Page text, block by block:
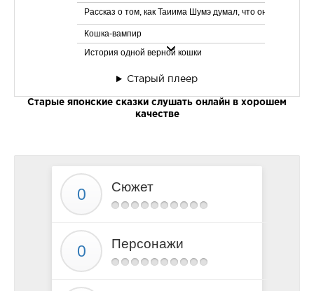
Рассказ о том, как Таиима Шумэ думал, что он одержим
Кошка-вампир
История одной верной кошки
Деньги барсука
Старый плеер
Старые японские сказки слушать онлайн в хорошем
качестве
Сюжет
Персонажи